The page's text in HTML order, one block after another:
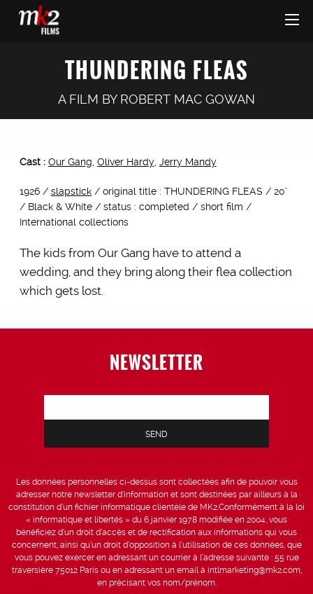
THUNDERING FLEAS
A FILM BY ROBERT MAC GOWAN
Cast : Our Gang Oliver Hardy, Jerry Mandy
1926 / slapstick/ original title : THUNDERING FLEAS / 20’
/ Black & White / status : completed / short film /
International collections
The kids from Our Gang have to attend a
wedding, and they bring along their flea collection
which gets lost.
NEWSLETTER
Les données personnelles ci-dessus sont collectées afin de pouvoir vous
adresser notre newsletter d’information et sont destinées par ailleurs à la
constitution d’un fichier informatique clientèle de MK2.Conformément à la loi
« informatique et libertés » du 6 janvier 1978 modifiée en 2004, vous
bénéficiez d’un droit d’accès et de rectification aux informations qui vous
concernent, ainsi qu’un droit d’opposition à l’utilisation de ces données, que
vous pouvez exercer en adressant un courrier à l’adresse suivante : 55 rue
traversière 75012 Paris ou en adressant un email à intlmarketing@mk2.com,
en précisant vos nom/prénom.